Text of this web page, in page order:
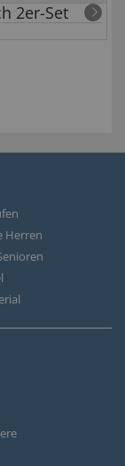
2er-Set
Herren